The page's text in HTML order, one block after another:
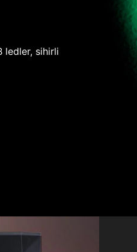
ledler, sihirli